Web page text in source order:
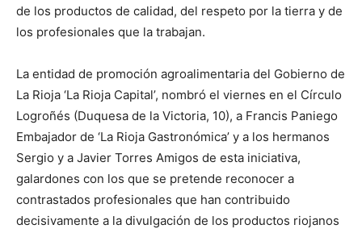
de los productos de calidad, del respeto por la tierra y de
los profesionales que la trabajan.
La entidad de promoción agroalimentaria del Gobierno de
La Rioja ‘La Rioja Capital’, nombró el viernes en el Círculo
Logroñés (Duquesa de la Victoria, 10), a Francis Paniego
Embajador de ‘La Rioja Gastronómica’ y a los hermanos
Sergio y a Javier Torres Amigos de esta iniciativa,
galardones con los que se pretende reconocer a
contrastados profesionales que han contribuido
decisivamente a la divulgación de los productos riojanos